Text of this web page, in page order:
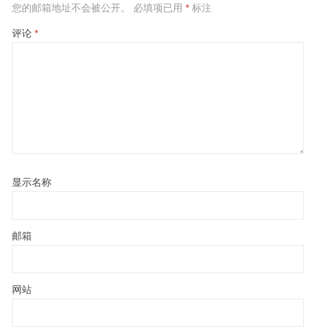
您的邮箱地址不会被公开。 必填项已用 *标注
评论 *
显示名称
邮箱
网站